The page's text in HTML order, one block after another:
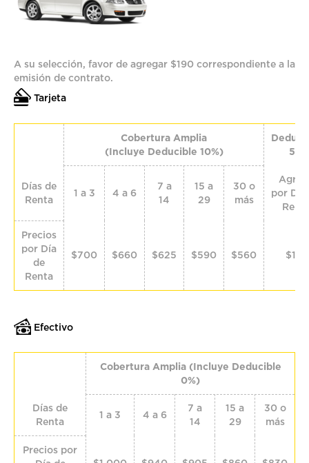
A su selección, favor de agregar $190 correspondiente a la
emisión de contrato.
Tarjeta
Cobertura Amplia
(Incluye Deducible 10%)
5%
Días de
Renta
1 a 3 4 a 6
7 a
14
15 a
29
30 o
más
por Día
Precios
por Día
de
Renta
$700 $660 $625 $590 $560 $115
Efectivo
Cobertura Amplia (Incluye Deducible
0%)
Días de
Renta
1 a 3 4 a 6
7 a
14
15 a
29
30 o
más
Precios por